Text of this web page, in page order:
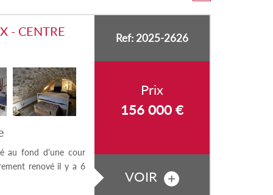
- CENTRE
au fond d'une cour
renové il y a 6
Ref: 2025-2626
Prix
156 000 €
VOIR